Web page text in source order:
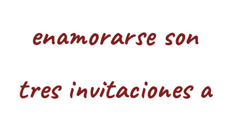
enamorarse son
tres invitaciones a